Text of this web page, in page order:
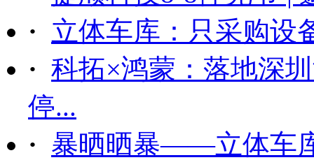
· 立体车库：只采购设
· 科拓×鸿蒙：落地深
停...
· 暴晒晒暴——立体车